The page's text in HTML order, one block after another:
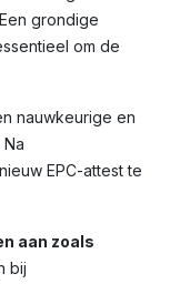
grondige
om de
nauwkeurige en
Na
EPC-attest te
aan zoals
bij